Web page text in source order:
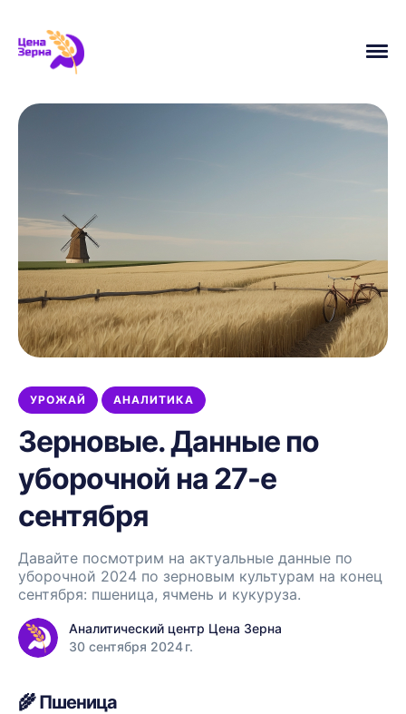
УРОЖАЙ АНАЛИТИКА
Зерновые. Данные по
уборочной на 27-е
сентября
Давайте посмотрим на актуальные данные по
уборочной 2024 по зерновым культурам на конец
сентября: пшеница, ячмень и кукуруза.
Аналитический центр Цена Зерна
30 сентября 2024 г.
🌾Пшеница
ЦЕНЫ
НОВОСТИ ЭКСПОРТ ИСТОРИЯ
МИНСЕЛЬХОЗ